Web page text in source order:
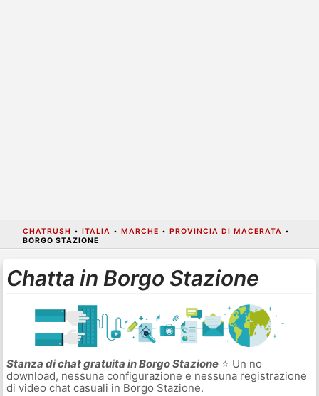
CHATRUSH • ITALIA • MARCHE • PROVINCIA DI MACERATA •
BORGO STAZIONE
Chatta in Borgo Stazione
Stanza di chat gratuita in Borgo Stazione⭐ Un no
download, nessuna configurazione e nessuna registrazione
di video chat casuali in Borgo Stazione.